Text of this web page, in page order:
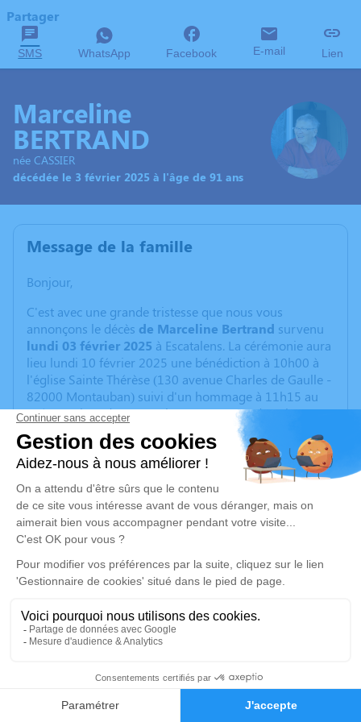
Faire-part Hommages
Partager
SMS WhatsApp Facebook E-mail Lien
Marceline
BERTRAND
née CASSIER
décédée le 3 février 2025 à l'âge de 91 ans
Message de la famille
Bonjour,
C'est avec une grande tristesse que nous vous
annonçons le décès de Marceline Bertrand survenu
lundi 03 février 2025 à Escatalens. La cérémonie aura
lieu lundi 10 février 2025 une bénédiction à 10h00 à
l'église Sainte Thérèse (130 avenue Charles de Gaulle -
82000 Montauban) suivi d'un hommage à 11h15 au
Crématorium de Montauban (100 Route de Saint-
Martial - 82000 Montauban).
Amitiés.
Cet espace privé est destiné à recueillir vos
condoléances ou le souvenir d’un moment passé.
Un service de plantation d’arbre hommage est
disponible ici .
lundi 10 février 2025 à 11h15
Crématorium de Montauban
100 Route de Saint-Martial